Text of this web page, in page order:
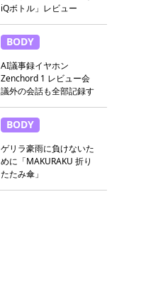
iQボトル」レビュー
BODY
AI議事録イヤホン
Zenchord 1 レビュー会
議外の会話も全部記録す
BODY
ゲリラ豪雨に負けないた
めに「MAKURAKU 折り
たたみ傘」